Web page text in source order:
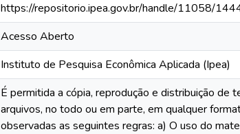
https://repositorio.ipea.gov.br/handle/11058/
Acesso Aberto
Instituto de Pesquisa Econômica Aplicada (Ipea)
É permitida a cópia, reprodução e distribuição de
arquivos, no todo ou em parte, em qualquer
observadas as seguintes regras: a) O uso do